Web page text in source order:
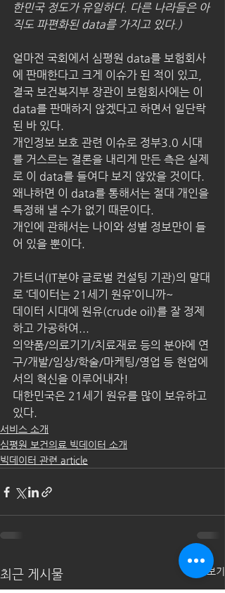
한민국 정도가 유일하다. 다른 나라들은 아
직도 파편화된 data를 가지고 있다.)
얼마전 국회에서 심평원 data를 보험회사
에 판매한다고 크게 이슈가 된 적이 있고,
결국 보건복지부 장관이 보험회사에는 이
data를 판매하지 않겠다고 하면서 일단락
된 바 있다.
개인정보 보호 관련 이슈로 정부3.0 시대
를 거스르는 결론을 내리게 만든 측은 실제
로 이 data를 들여다 보지 않았을 것이다.
왜냐하면 이 data를 통해서는 절대 개인을
특정해 낼 수가 없기 때문이다.
개인에 관해서는 나이와 성별 정보만이 들
어 있을 뿐이다.
가트너(IT분야 글로벌 컨설팅 기관)의 말대
로 ‘데이터는 21세기 원유’이니까~
데이터 시대에 원유(crude oil)를 잘 정제
하고 가공하여...
의약품/의료기기/치료재료 등의 분야에 연
구/개발/임상/학술/마케팅/영업 등 현업에
서의 혁신을 이루어내자!
대한민국은 21세기 원유를 많이 보유하고
있다.
서비스 소개
심평원 보건의료 빅데이터 소개
빅데이터 관련 article
최근 게시물 전체 보기